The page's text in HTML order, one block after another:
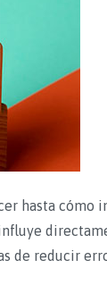
hasta cómo
de reducir